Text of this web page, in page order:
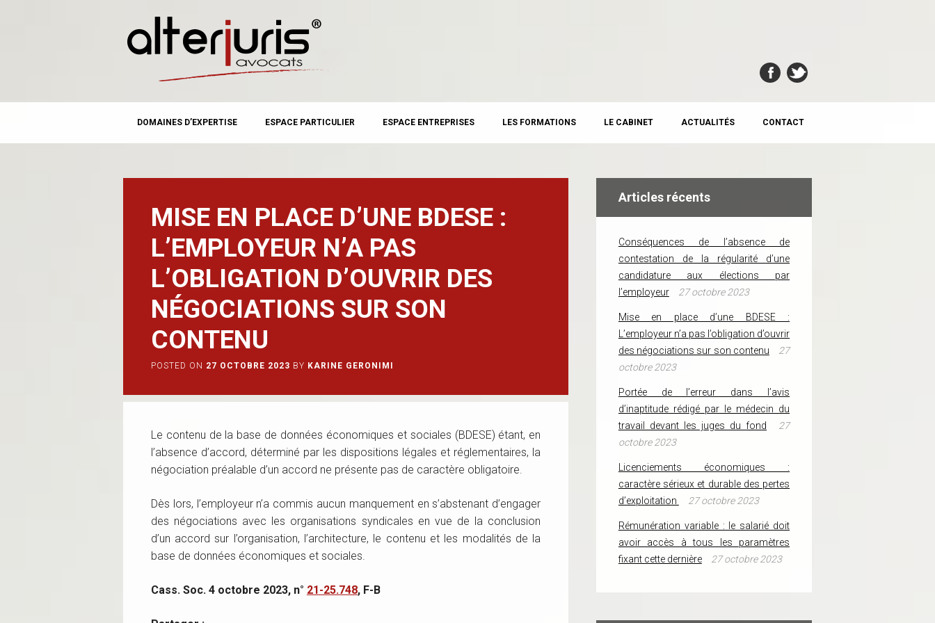
MAIN MENU
content
DOMAINES D’EXPERTISE ESPACE PARTICULIER ESPACE ENTREPRISES LES FORMATIONS LE CABINET ACTUALITÉS CONTACT
MISE EN PLACE D’UNE BDESE :
L’EMPLOYEUR N’A PAS
L’OBLIGATION D’OUVRIR DES
NÉGOCIATIONS SUR SON
CONTENU
POSTED ON 27 OCTOBRE 2023 BY KARINE GERONIMI
Le contenu de la base de données économiques et sociales (BDESE) étant, en
l’absence d’accord, déterminé par les dispositions légales et réglementaires, la
négociation préalable d’un accord ne présente pas de caractère obligatoire.
Dès lors, l’employeur n’a commis aucun manquement en s’abstenant d’engager
des négociations avec les organisations syndicales en vue de la conclusion
d’un accord sur l’organisation, l’architecture, le contenu et les modalités de la
base de données économiques et sociales.
Cass. Soc. 4 octobre 2023, n° 21-25.748, F-B
Articles récents
Conséquences de l’absence de
contestation de la régularité d’une
candidature aux élections par
l’employeur
27 octobre 2023
Mise en place d’une BDESE :
L’employeur n’a pas l’obligation d’ouvrir
des négociations sur son contenu
27
octobre 2023
Portée de l’erreur dans l’avis
d’inaptitude rédigé par le médecin du
travail devant les juges du fond
27
octobre 2023
Licenciements économiques :
caractère sérieux et durable des pertes
d’exploitation
27 octobre 2023
Rémunération variable : le salarié doit
avoir accès à tous les paramètres
fixant cette dernière
27 octobre 2023